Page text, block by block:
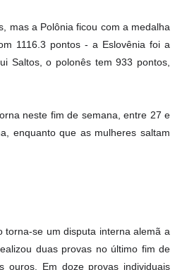
mas a Polônia ficou com a medalha
1116.3 pontos - a Eslovênia foi a
Saltos, o polonês tem 933 pontos,
neste fim de semana, entre 27 e
enquanto que as mulheres saltam
torna-se um disputa interna alemã a
duas provas no último fim de
ouros. Em doze provas individuais